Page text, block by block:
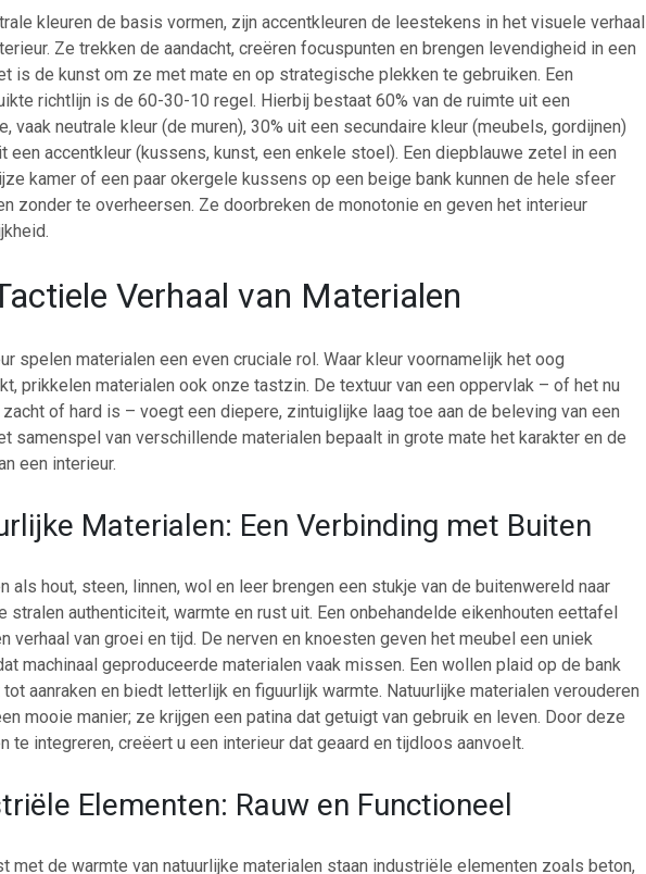
kleuren de basis vormen, zijn accentkleuren de leestekens in het visuele verhaal
Ze trekken de aandacht, creëren focuspunten en brengen levendigheid in een
is de kunst om ze met mate en op strategische plekken te gebruiken. Een
richtlijn is de 60-30-10 regel. Hierbij bestaat 60% van de ruimte uit een
vaak neutrale kleur (de muren), 30% uit een secundaire kleur (meubels, gordijnen)
een accentkleur (kussens, kunst, een enkele stoel). Een diepblauwe zetel in een
kamer of een paar okergele kussens op een beige bank kunnen de hele sfeer
zonder te overheersen. Ze doorbreken de monotonie en geven het interieur
Verhaal van Materialen
spelen materialen een even cruciale rol. Waar kleur voornamelijk het oog
prikkelen materialen ook onze tastzin. De textuur van een oppervlak – of het nu
zacht of hard is – voegt een diepere, zintuiglijke laag toe aan de beleving van een
samenspel van verschillende materialen bepaalt in grote mate het karakter en de
een interieur.
Materialen: Een Verbinding met Buiten
als hout, steen, linnen, wol en leer brengen een stukje van de buitenwereld naar
stralen authenticiteit, warmte en rust uit. Een onbehandelde eikenhouten eettafel
verhaal van groei en tijd. De nerven en knoesten geven het meubel een uniek
machinaal geproduceerde materialen vaak missen. Een wollen plaid op de bank
aanraken en biedt letterlijk en figuurlijk warmte. Natuurlijke materialen verouderen
mooie manier; ze krijgen een patina dat getuigt van gebruik en leven. Door deze
te integreren, creëert u een interieur dat geaard en tijdloos aanvoelt.
Elementen: Rauw en Functioneel
met de warmte van natuurlijke materialen staan industriële elementen zoals beton,